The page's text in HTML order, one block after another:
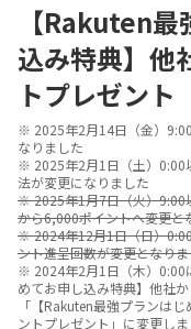
【Rakuten
込み特典】他
トプレゼント
※ 2025年2月14日（金）
なりました
※ 2025年2月1日（土）0:00
法が変更になりました
※ 2025年1月7日（火）9:00
から6,000ポイントへ変更と
※ 2024年12月1日（日）
ント進呈回数が変更となり
※ 2024年2月1日（木）0:00
めてお申し込み特典】他社
「【Rakuten最強プランは
ントプレゼント」に変更し